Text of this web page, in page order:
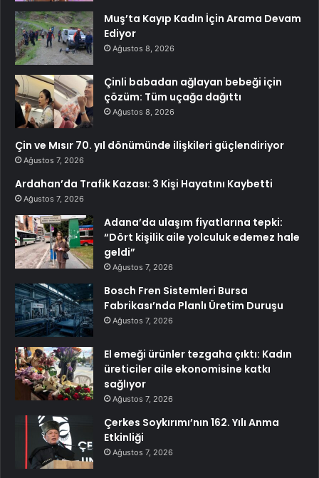
Muş’ta Kayıp Kadın İçin Arama Devam
Ediyor
Ağustos 8, 2026
Çinli babadan ağlayan bebeği için
çözüm: Tüm uçağa dağıttı
Ağustos 8, 2026
Çin ve Mısır 70. yıl dönümünde ilişkileri güçlendiriyor
Ağustos 7, 2026
Ardahan’da Trafik Kazası: 3 Kişi Hayatını Kaybetti
Ağustos 7, 2026
Adana’da ulaşım fiyatlarına tepki:
“Dört kişilik aile yolculuk edemez hale
geldi”
Ağustos 7, 2026
Bosch Fren Sistemleri Bursa
Fabrikası’nda Planlı Üretim Duruşu
Ağustos 7, 2026
El emeği ürünler tezgaha çıktı: Kadın
üreticiler aile ekonomisine katkı
sağlıyor
Ağustos 7, 2026
Çerkes Soykırımı’nın 162. Yılı Anma
Etkinliği
Ağustos 7, 2026